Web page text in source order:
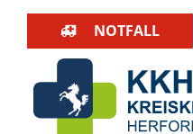
NOTFALL